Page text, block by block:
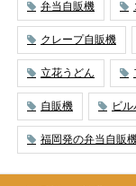
弁当自販機
クレープ自販機
立花うどん
自販機 ビル
福岡発の弁当自販